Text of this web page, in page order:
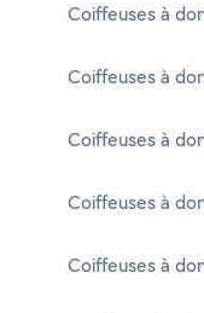
Coiffeuses à
Coiffeuses à
Coiffeuses à
Coiffeuses à
Coiffeuses à